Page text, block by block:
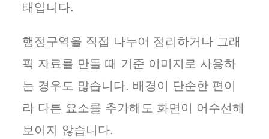
태입니다.
행정구역을 직접 나누어 정리하거나 그래
픽 자료를 만들 때 기준 이미지로 사용하
는 경우도 많습니다. 배경이 단순한 편이
라 다른 요소를 추가해도 화면이 어수선해
보이지 않습니다.